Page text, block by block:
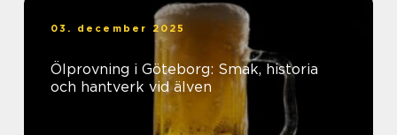
03. december 2025
Ölprovning i Göteborg: Smak, historia
och hantverk vid älven